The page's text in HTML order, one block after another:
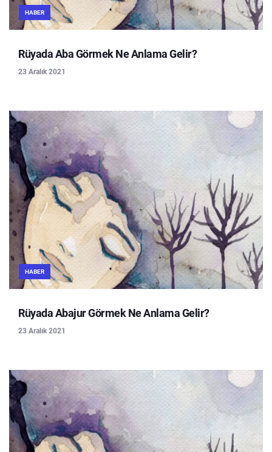
HABER
Rüyada Aba Görmek Ne Anlama Gelir?
23 Aralık 2021
HABER
Rüyada Abajur Görmek Ne Anlama Gelir?
23 Aralık 2021